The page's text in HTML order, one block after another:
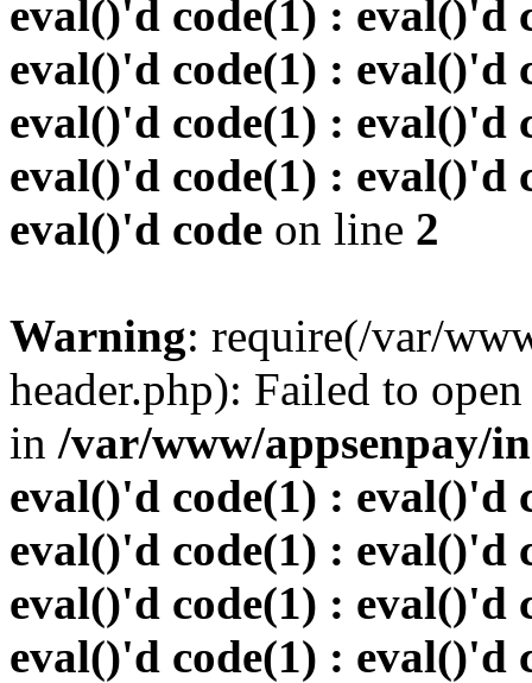
eval()'d code(1) : eval()'d
eval()'d code(1) : eval()'d
eval()'d code(1) : eval()'d
eval()'d code(1) : eval()'d
eval()'d code on line 2
Warning: require(/var/
header.php): Failed to
in /var/www/appsenpay/
eval()'d code(1) : eval()'d
eval()'d code(1) : eval()'d
eval()'d code(1) : eval()'d
eval()'d code(1) : eval()'d